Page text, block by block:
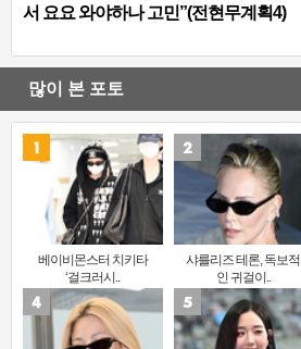
서 요요 와야하나 고민”(전현무계획4)
많이 본 포토
베이비몬스터 치키타
‘걸크러시..
샤를리즈 테론, 독보적
인 귀걸이..